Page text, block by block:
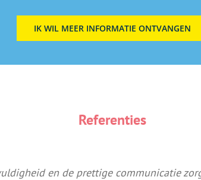
IK WIL MEER INFORMATIE ONTVANGEN
Referenties
en de prettige communicatie